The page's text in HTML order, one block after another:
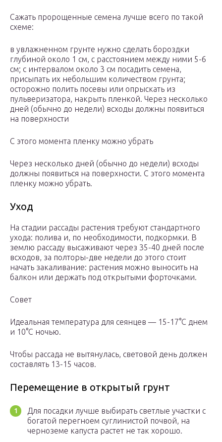
Сажать пророщенные семена лучше всего по такой
схеме:
в увлажненном грунте нужно сделать бороздки
глубиной около 1 см, с расстоянием между ними 5-6
см; с интервалом около 3 см посадить семена,
присыпать их небольшим количеством грунта;
осторожно полить посевы или опрыскать из
пульверизатора, накрыть пленкой. Через несколько
дней (обычно до недели) всходы должны появиться
на поверхности
С этого момента пленку можно убрать
Через несколько дней (обычно до недели) всходы
должны появиться на поверхности. С этого момента
пленку можно убрать.
Уход
На стадии рассады растения требуют стандартного
ухода: полива и, по необходимости, подкормки. В
землю рассаду высаживают через 35-40 дней после
всходов, за полторы-две недели до этого стоит
начать закаливание: растения можно выносить на
балкон или держать под открытыми форточками.
Совет
Идеальная температура для сеянцев — 15-17°C днем
и 10°C ночью.
Чтобы рассада не вытянулась, световой день должен
составлять 13-15 часов.
Перемещение в открытый грунт
Для посадки лучше выбирать светлые участки с
богатой перегноем суглинистой почвой, на
черноземе капуста растет не так хорошо.